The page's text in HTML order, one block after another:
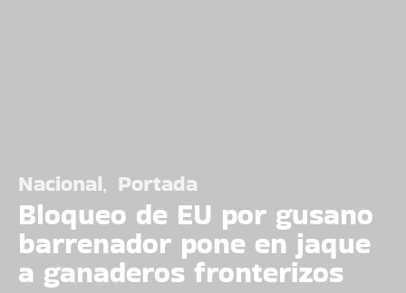
Nacional Portada
Bloqueo de EU por gusano
barrenador pone en jaque
a ganaderos fronterizos